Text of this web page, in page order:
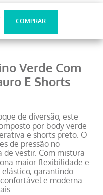
Verde Com
E Shorts
de diversão, este
por body verde
e shorts preto. O
de pressão no
vestir. Com mistura
maior flexibilidade e
elástico, garantindo
e moderna